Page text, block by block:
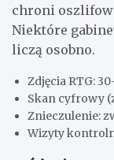
chroni
Niektóre
liczą osobno.
Zdjęcia RTG:
Skan cyfrowy
Znieczulenie:
Wizyty